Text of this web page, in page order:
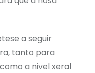
a seguir
tanto para
a nivel xeral